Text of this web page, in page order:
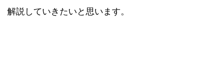
解説していきたいと思います。